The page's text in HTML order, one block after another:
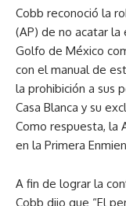
Cobb reconoció la
(AP) de no acatar
Golfo de México
con el manual de
la prohibición a sus
Casa Blanca y su
Como respuesta, la
en la Primera
A fin de lograr la
Cobb dijo que “El